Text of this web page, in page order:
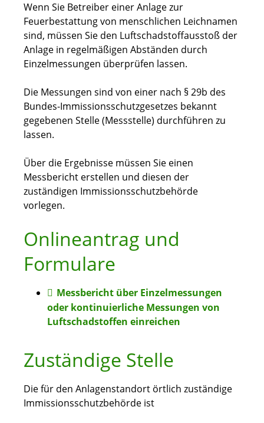
Wenn Sie Betreiber einer Anlage zur
Feuerbestattung von menschlichen Leichnamen
sind, müssen Sie den Luftschadstoffausstoß der
Anlage in regelmäßigen Abständen durch
Einzelmessungen überprüfen lassen.
Die Messungen sind von einer nach § 29b des
Bundes-Immissionsschutzgesetzes bekannt
gegebenen Stelle (Messstelle) durchführen zu
lassen.
Über die Ergebnisse müssen Sie einen
Messbericht erstellen und diesen der
zuständigen Immissionsschutzbehörde
vorlegen.
Onlineantrag und
Formulare
Messbericht über Einzelmessungen
oder kontinuierliche Messungen von
Luftschadstoffen einreichen
Zuständige Stelle
Die für den Anlagenstandort örtlich zuständige
Immissionsschutzbehörde ist